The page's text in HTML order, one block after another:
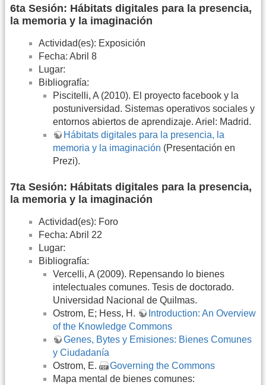
6ta Sesión: Hábitats digitales para la presencia,
la memoria y la imaginación
Actividad(es): Exposición
Fecha: Abril 8
Lugar:
Bibliografía:
Piscitelli, A (2010). El proyecto facebook y la
postuniversidad. Sistemas operativos sociales y
entornos abiertos de aprendizaje. Ariel: Madrid.
Hábitats digitales para la presencia, la
memoria y la imaginación (Presentación en
Prezi).
7ta Sesión: Hábitats digitales para la presencia,
la memoria y la imaginación
Actividad(es): Foro
Fecha: Abril 22
Lugar:
Bibliografía:
Vercelli, A (2009). Repensando lo bienes
intelectuales comunes. Tesis de doctorado.
Universidad Nacional de Quilmas.
Ostrom, E; Hess, H.
Introduction: An Overview
of the Knowledge Commons
Genes, Bytes y Emisiones: Bienes Comunes
y Ciudadanía
Ostrom, E.
Governing the Commons
Mapa mental de bienes comunes: